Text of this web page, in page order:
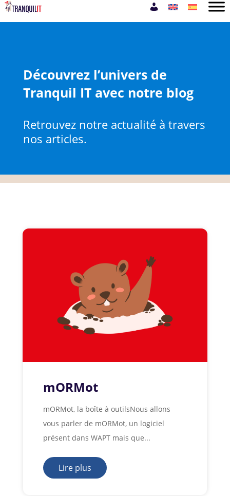
Découvrez l’univers de
Tranquil IT avec notre blog
Retrouvez notre actualité à travers
nos articles.
mORMot
mORMot, la boîte à outilsNous allons
vous parler de mORMot, un logiciel
présent dans WAPT mais que...
Lire plus